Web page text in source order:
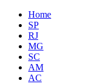
Home
SP
RJ
MG
SC
AM
AC